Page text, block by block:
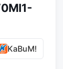
KaBuM!